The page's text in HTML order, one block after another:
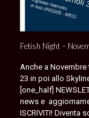
Fetish Night –
Anche a
23 in poi allo
[one_half]
news e
ISCRIVITI! Diventa